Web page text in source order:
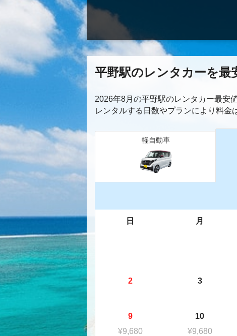
平野駅のレンタカーを最
2026年8月の平野駅のレンタカー最安
レンタルする日数やプランにより料金
軽自動車
日 月
2 3
9
¥9,680
10
¥9,680